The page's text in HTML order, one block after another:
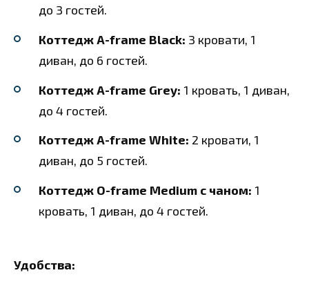
до 3 гостей.
Коттедж A-frame Black: 3 кровати, 1
диван, до 6 гостей.
Коттедж A-frame Grey: 1 кровать, 1 диван,
до 4 гостей.
Коттедж A-frame White: 2 кровати, 1
диван, до 5 гостей.
Коттедж O-frame Medium с чаном: 1
кровать, 1 диван, до 4 гостей.
Удобства: